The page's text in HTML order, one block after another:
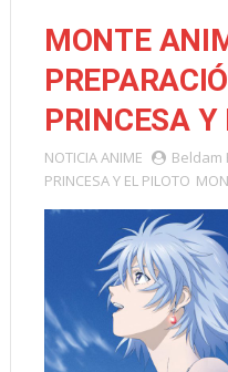
MONTE
PRINCESA Y
NOTICIAANIME Beldam
PRINCESA Y EL PILOTO